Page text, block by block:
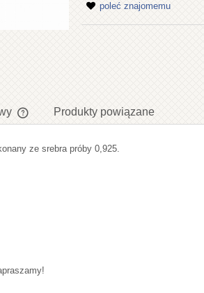
poleć znajomemu
Cena nie zawiera ewentualnych kosztów
Produkty powiązane
ze srebra próby 0,925.